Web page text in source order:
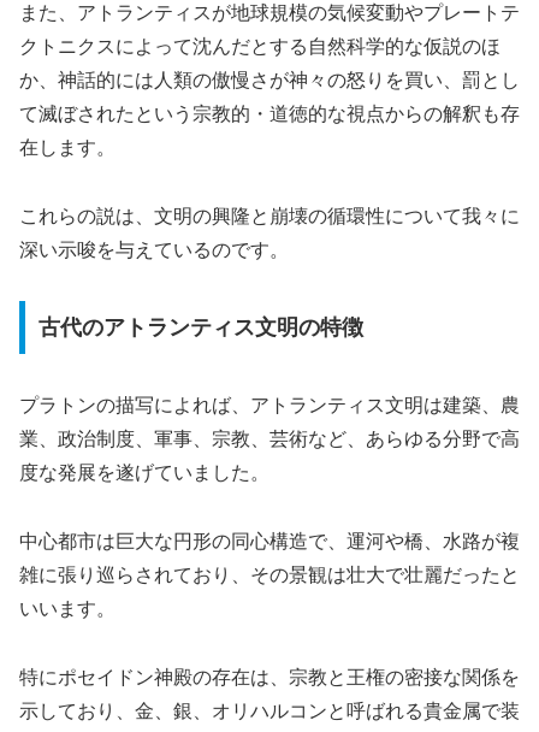
また、アトランティスが地球規模の気候変動やプレートテ
クトニクスによって沈んだとする自然科学的な仮説のほ
か、神話的には人類の傲慢さが神々の怒りを買い、罰とし
て滅ぼされたという宗教的・道徳的な視点からの解釈も存
在します。
これらの説は、文明の興隆と崩壊の循環性について我々に
深い示唆を与えているのです。
古代のアトランティス文明の特徴
プラトンの描写によれば、アトランティス文明は建築、農
業、政治制度、軍事、宗教、芸術など、あらゆる分野で高
度な発展を遂げていました。
中心都市は巨大な円形の同心構造で、運河や橋、水路が複
雑に張り巡らされており、その景観は壮大で壮麗だったと
いいます。
特にポセイドン神殿の存在は、宗教と王権の密接な関係を
示しており、金、銀、オリハルコンと呼ばれる貴金属で装